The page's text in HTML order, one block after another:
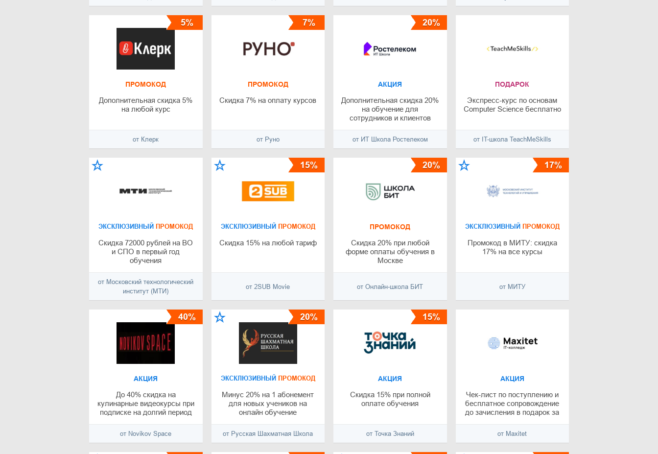
ПРОМОКОД
Дополнительная скидка 5%
на любой курс
от Клерк
5%
ПРОМОКОД
Скидка 7% на оплату курсов
от Руно
7%
АКЦИЯ
Дополнительная скидка 20%
на обучение для
сотрудников и клиентов
от ИТ Школа Ростелеком
20%
ПОДАРОК
Экспресс-курс по основам
Computer Science бесплатно
от IT-школа TeachMeSkills
ЭКСКЛЮЗИВНЫЙ ПРОМОКОД
Скидка 72000 рублей на ВО
и СПО в первый год
обучения
от Московский технологический
институт (МТИ)
ЭКСКЛЮЗИВНЫЙ ПРОМОКОД
Скидка 15% на любой тариф
от 2SUB Movie
15%
ПРОМОКОД
Скидка 20% при любой
форме оплаты обучения в
Москве
от Онлайн-школа БИТ
20%
ЭКСКЛЮЗИВНЫЙ ПРОМОКОД
Промокод в МИТУ: скидка
17% на все курсы
от МИТУ
17%
АКЦИЯ
До 40% скидка на
кулинарные видеокурсы при
подписке на долгий период
от Novikov Space
40%
ЭКСКЛЮЗИВНЫЙ ПРОМОКОД
Минус 20% на 1 абонемент
для новых учеников на
онлайн обучение
от Русская Шахматная Школа
20%
АКЦИЯ
Скидка 15% при полной
оплате обучения
от Точка Знаний
15%
АКЦИЯ
Чек-лист по поступлению и
бесплатное сопровождение
до зачисления в подарок за
от Maxitet